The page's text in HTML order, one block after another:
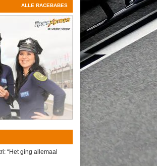
ALLE RACEBABES
“Het ging allemaal